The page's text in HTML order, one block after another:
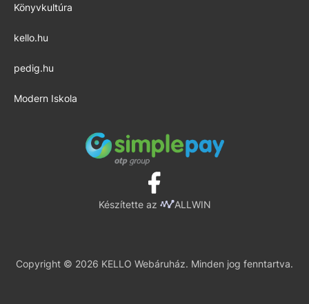
Könyvkultúra
kello.hu
pedig.hu
Modern Iskola
Készítette az ALLWIN
Copyright © 2026 KELLO Webáruház. Minden jog fenntartva.